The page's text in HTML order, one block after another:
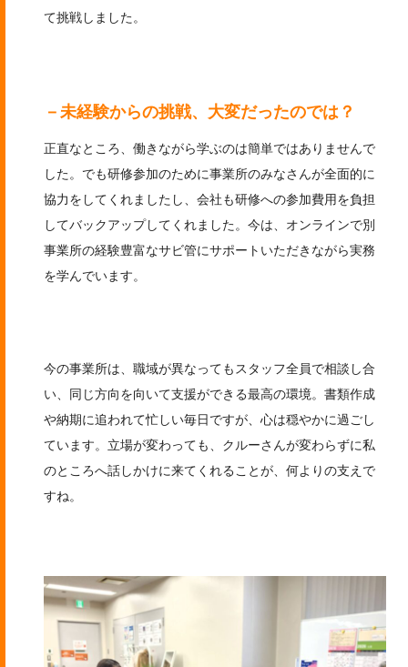
て挑戦しました。
－未経験からの挑戦、大変だったのでは？
正直なところ、働きながら学ぶのは簡単ではありませんで
した。でも研修参加のために事業所のみなさんが全面的に
協力をしてくれましたし、会社も研修への参加費用を負担
してバックアップしてくれました。今は、オンラインで別
事業所の経験豊富なサビ管にサポートいただきながら実務
を学んでいます。
今の事業所は、職域が異なってもスタッフ全員で相談し合
い、同じ方向を向いて支援ができる最高の環境。書類作成
や納期に追われて忙しい毎日ですが、心は穏やかに過ごし
ています。立場が変わっても、クルーさんが変わらずに私
のところへ話しかけに来てくれることが、何よりの支えで
すね。